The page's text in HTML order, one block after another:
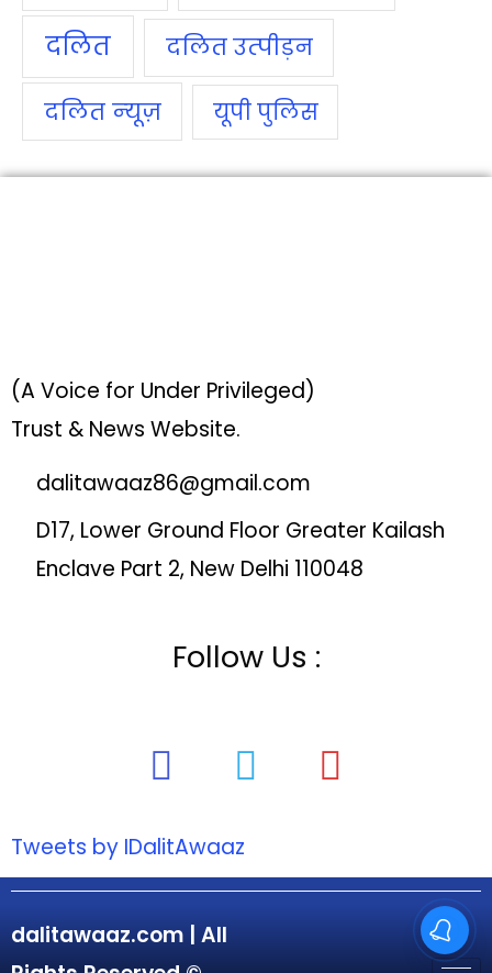
दलित दलित उत्‍पीड़न
दलित न्‍यूज़ यूपी पुलिस
(A Voice for Under Privileged)
Trust & News Website.
dalitawaaz86@gmail.com
D17, Lower Ground Floor Greater Kailash
Enclave Part 2, New Delhi 110048
Follow Us :
Tweets by IDalitAwaaz
dalitawaaz.com | All